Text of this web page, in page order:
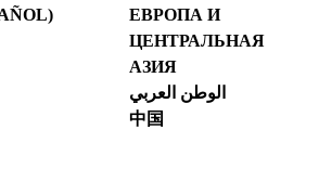
ЕВРОПА И
ЦЕНТРАЛЬНАЯ
АЗИЯ
الوطن العربي
中国